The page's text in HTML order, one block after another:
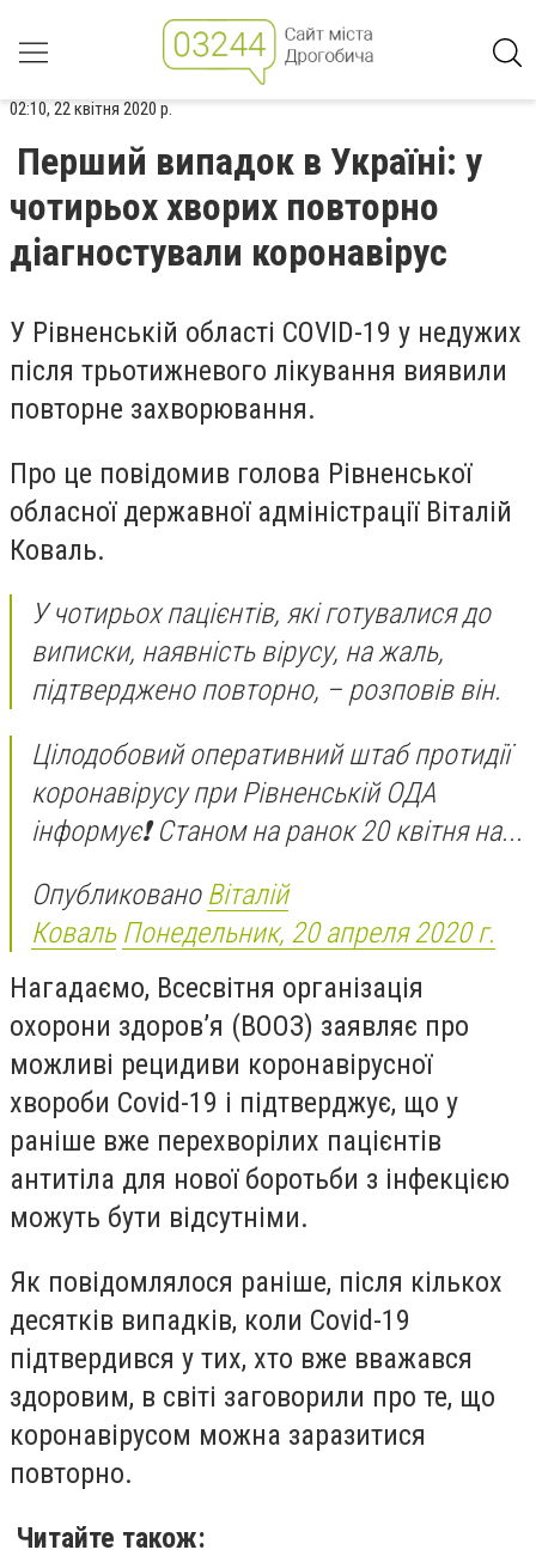
02:10, 22 квітня 2020 р.
Перший випадок в Україні: у
чотирьох хворих повторно
діагностували коронавірус
У Рівненській області COVID-19 у недужих
після трьотижневого лікування виявили
повторне захворювання.
Про це повідомив голова Рівненської
обласної державної адміністрації Віталій
Коваль.
У чотирьох пацієнтів, які готувалися до
виписки, наявність вірусу, на жаль,
підтверджено повторно, – розповів він.
Цілодобовий оперативний штаб протидії
коронавірусу при Рівненській ОДА
інформує❗️ Станом на ранок 20 квітня на...
Опубликовано Віталій
Коваль Понедельник, 20 апреля 2020 г.
Нагадаємо, Всесвітня організація
охорони здоров’я (ВООЗ) заявляє про
можливі рецидиви коронавірусної
хвороби Covid-19 і підтверджує, що у
раніше вже перехворілих пацієнтів
антитіла для нової боротьби з інфекцією
можуть бути відсутніми.
Як повідомлялося раніше, після кількох
десятків випадків, коли Covid-19
підтвердився у тих, хто вже вважався
здоровим, в світі заговорили про те, що
коронавірусом можна заразитися
повторно.
Читайте також: